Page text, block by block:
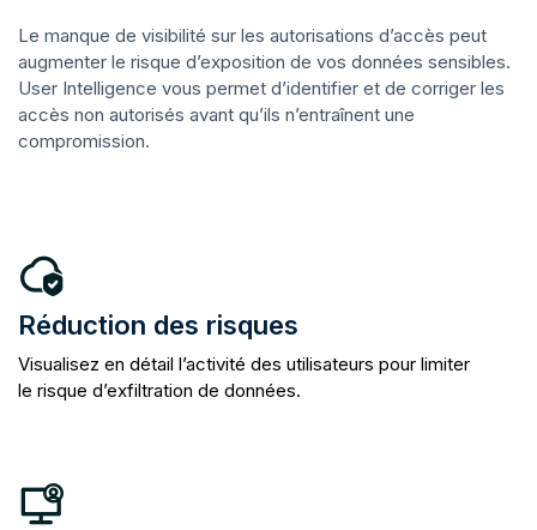
Le manque de visibilité sur les autorisations d’accès peut
augmenter le risque d’exposition de vos données sensibles.
User Intelligence vous permet d’identifier et de corriger les
accès non autorisés avant qu’ils n’entraînent une
compromission.
Réduction des risques
Visualisez en détail l’activité des utilisateurs pour limiter
le risque d’exfiltration de données.